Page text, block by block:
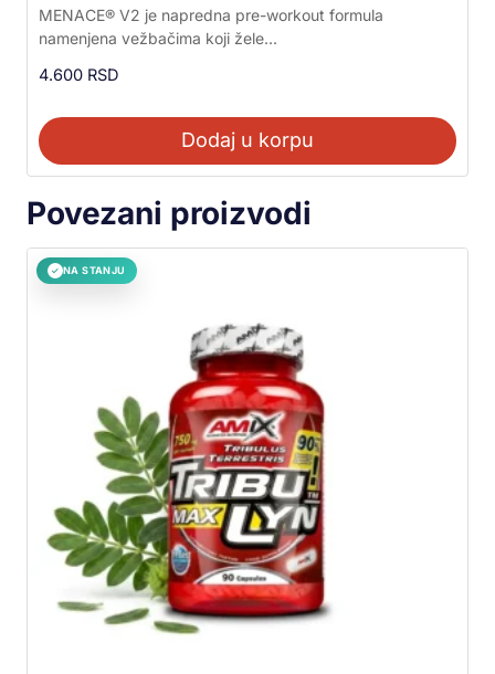
Ocenjeno sa
5.00
od 5
MENACE® V2 je napredna pre-workout formula
namenjena vežbačima koji žele...
4.600 RSD
Dodaj u korpu
Povezani proizvodi
✓ NA STANJU